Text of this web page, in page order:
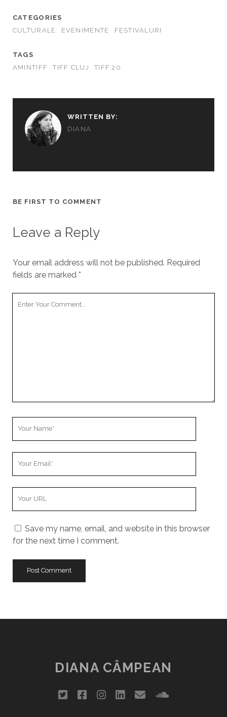
CATEGORIES
CULTURALE
EVENIMENTE FESTIVALURI
TAGS
AMINTIFF
TIFF CLUJ TIFF.20
WRITTEN BY:
DIANA
BE FIRST TO COMMENT
Leave a Reply
Your email address will not be published. Required
fields are marked *
Save my name, email, and website in this browser
for the next time I comment.
DIANA CÂMPEAN
twitterfacebookinstagram
linkedin
emailsoundcloud